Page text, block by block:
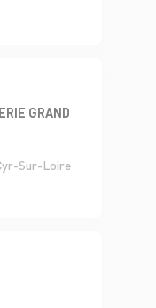
GRAND
Sur-Loire